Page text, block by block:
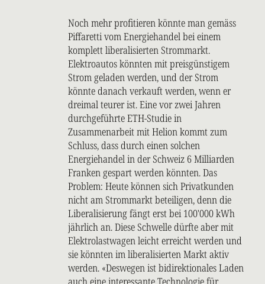
Noch mehr profitieren könnte man gemäss
Piffaretti vom Energiehandel bei einem
komplett liberalisierten Strommarkt.
Elektroautos könnten mit preisgünstigem
Strom geladen werden, und der Strom
könnte danach verkauft werden, wenn er
dreimal teurer ist. Eine vor zwei Jahren
durchgeführte ETH-Studie in
Zusammenarbeit mit Helion kommt zum
Schluss, dass durch einen solchen
Energiehandel in der Schweiz 6 Milliarden
Franken gespart werden könnten. Das
Problem: Heute können sich Privatkunden
nicht am Strommarkt beteiligen, denn die
Liberalisierung fängt erst bei 100'000 kWh
jährlich an. Diese Schwelle dürfte aber mit
Elektrolastwagen leicht erreicht werden und
sie könnten im liberalisierten Markt aktiv
werden. «Deswegen ist bidirektionales Laden
auch eine interessante Technologie für